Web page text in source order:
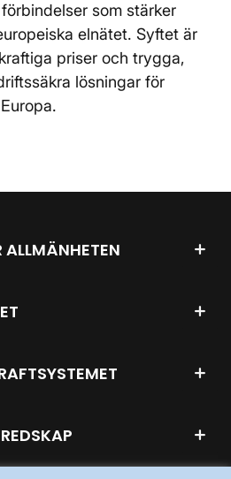
som stärker
elnätet. Syftet är
priser och trygga,
lösningar för
ALLMÄNHETEN